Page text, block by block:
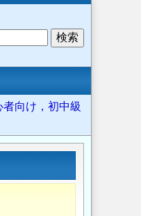
向け，初中級